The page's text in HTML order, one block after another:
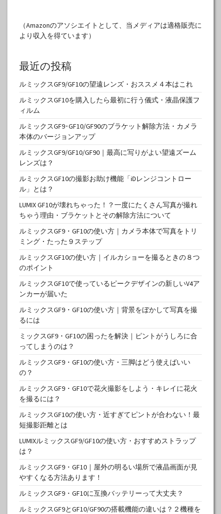
（Amazonのアソシエイトとして、当メディアは適格販売に
より収入を得ています）
最近の投稿
ルミックスGF9/GF10の望遠レンズ・おススメ４本はこれ
ルミックスGF10を購入したら最初に行う儀式・液晶保護フ
ィルム
ルミックスGF9･GF10/GF90のブラケット解除方法・カメラ
本体のバージョンアップ
ルミックスGF9/GF10/GF90｜最高に写りがよい望遠ズーム
レンズは？
ルミックスGF10の撮影お助け機能「iDレンジコントロー
ル」とは？
LUMIX GF10が壊れちゃった！？一度にたくさん写真が撮れ
ちゃう理由・ブラケットとその解除方法について
ルミックスGF9・GF10の使い方｜カメラ本体で写真をトリ
ミング・たった９ステップ
ルミックスGF10の使い方｜イルカショーを撮るときの８つ
のポイント
ルミックスGF10で使っているピークデザインの新しいV4ア
ンカーが届いた
ルミックスGF9・GF10の使い方｜背景をぼかして写真を撮
るには
ミックスGF9・GF10の困ったを解決｜ピントがうしろに合
ってしまうのは？
ルミックスGF9・GF10の使い方・三脚はどう使えばいい
の？
ルミックスGF9・GF10で花火撮影をしよう・キレイに花火
を撮るには？
ルミックスGF10の使い方・近すぎてピントが合わない！最
短撮影距離とは
LUMIXルミックスGF9/GF10の使い方・おすすめストラップ
は？
ルミックスGF9・GF10｜屋外の明るい場所で液晶画面が見
やすくなる方法あります！
ルミックスGF9・GF10に互換バッテリーって大丈夫？
ルミックスGF9とGF10/GF90の搭載機能の違いは？２機種を